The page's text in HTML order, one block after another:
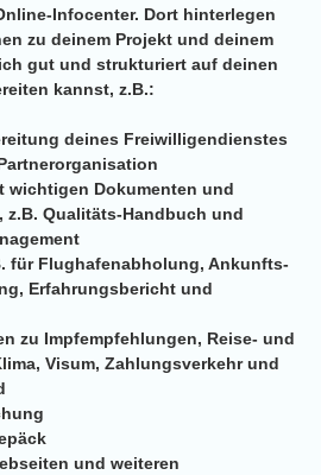
Infocenter. Dort hinterlegen
zu deinem Projekt und deinem
gut und strukturiert auf deinen
kannst, z.B.:
deines Freiwilligendienstes
wichtigen Dokumenten und
z.B. Qualitäts-Handbuch und
für Flughafenabholung, Ankunfts-
Erfahrungsbericht und
zu Impfempfehlungen, Reise- und
Visum, Zahlungsverkehr und
und weiteren